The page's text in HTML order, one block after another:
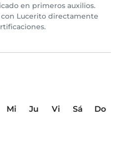
en primeros auxilios.
Lucerito directamente
Mi Ju Vi Sá
Do